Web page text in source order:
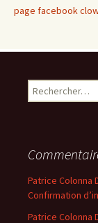
page facebook
Rechercher :
Patrice Colonna
Confirmation
Patrice Colonna